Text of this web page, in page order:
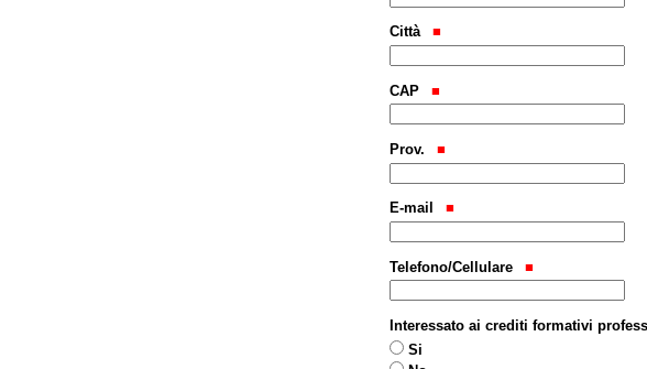
Città
CAP
Prov.
E-mail
Telefono/Cellulare
Interessato ai crediti formativi
Si